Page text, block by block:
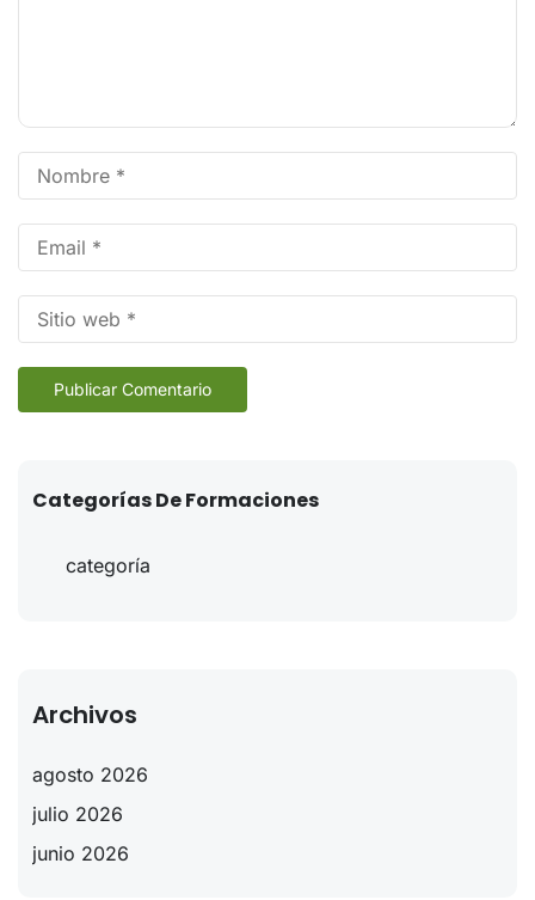
Categorías De Formaciones
Sin categoría
Archivos
agosto 2026
julio 2026
junio 2026